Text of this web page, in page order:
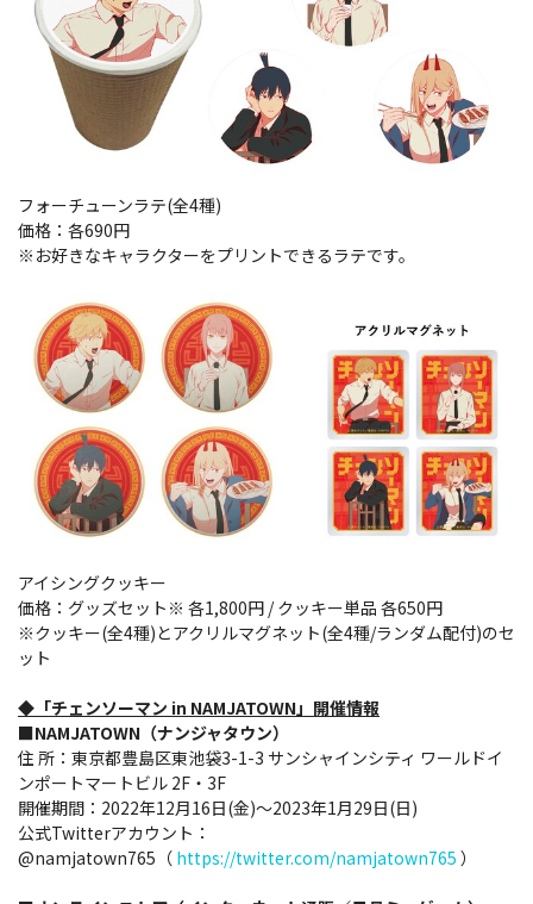
フォーチューンラテ(全4種)
価格：各690円
※お好きなキャラクターをプリントできるラテです。
アイシングクッキー
価格：グッズセット※ 各1,800円 / クッキー単品 各650円
※クッキー(全4種)とアクリルマグネット(全4種/ランダム配付)のセ
ット
◆「チェンソーマン in NAMJATOWN」 開催情報
■NAMJATOWN（ナンジャタウン）
住 所：東京都豊島区東池袋3-1-3 サンシャインシティ ワールドイ
ンポートマートビル 2F・3F
開催期間：2022年12月16日(金)～2023年1月29日(日)
公式Twitterアカウント：
@namjatown765（ https://twitter.com/namjatown765 ）